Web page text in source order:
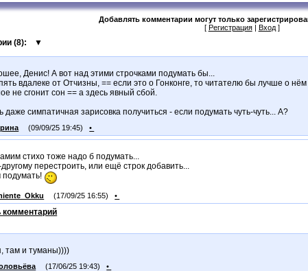
Добавлять комментарии могут только
[ Регистрация| Вход]
(8): ▼
Денис! А вот над этими строчками подумать бы...
вдалеке от Отчизны, == если это о Гонконге, то читателю бы лучше о
не сгонит сон == а здесь явный сбой.
даже симпатичная зарисовка получиться - если подумать чуть-чуть... А?
(09/09/25 19:45) •
стихо тоже надо б подумать...
перестроить, или ещё строк добавить...
подумать!
(17/09/25 16:55) •
комментарий
там и туманы))))
(17/06/25 19:43) •